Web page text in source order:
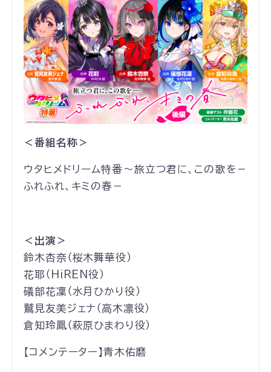
＜番組名称＞
ウタヒメドリーム特番～旅立つ君に、この歌を－
ふれふれ、キミの春－
＜出演＞
鈴木杏奈（桜木舞華役）
花耶（HiREN役）
礒部花凜（水月ひかり役）
鷲見友美ジェナ（高木凛役）
倉知玲鳳（萩原ひまわり役）
【コメンテーター】青木佑磨